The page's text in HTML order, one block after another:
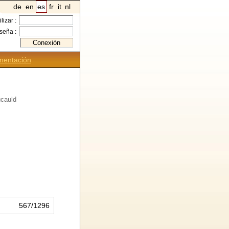
de en es fr it nl
:
:
567/1296